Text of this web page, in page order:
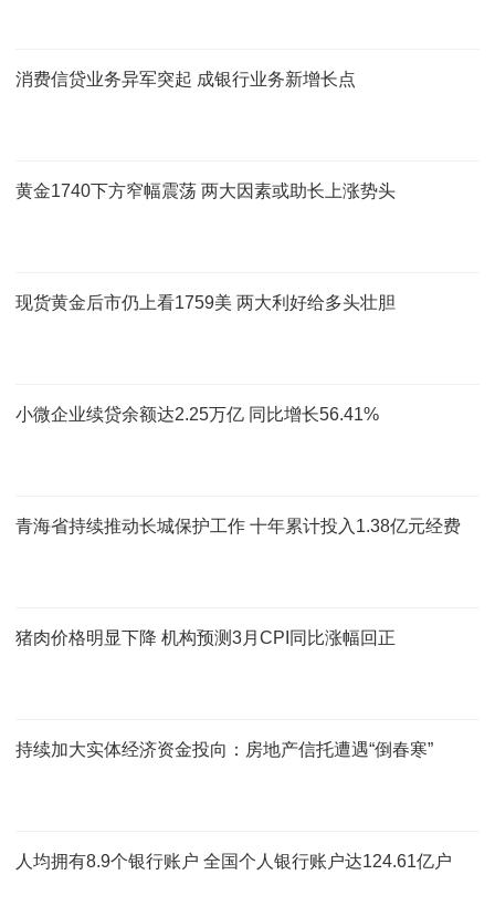
消费信贷业务异军突起 成银行业务新增长点
黄金1740下方窄幅震荡 两大因素或助长上涨势头
现货黄金后市仍上看1759美 两大利好给多头壮胆
小微企业续贷余额达2.25万亿 同比增长56.41%
青海省持续推动长城保护工作 十年累计投入1.38亿元经费
猪肉价格明显下降 机构预测3月CPI同比涨幅回正
持续加大实体经济资金投向：房地产信托遭遇“倒春寒”
人均拥有8.9个银行账户 全国个人银行账户达124.61亿户